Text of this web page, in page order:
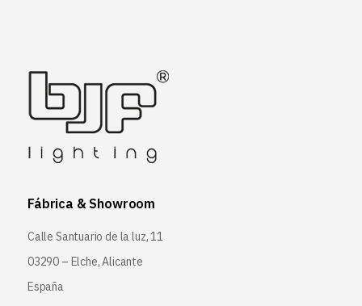
Fábrica & Showroom
Calle Santuario de la luz, 11
03290 – Elche, Alicante
España